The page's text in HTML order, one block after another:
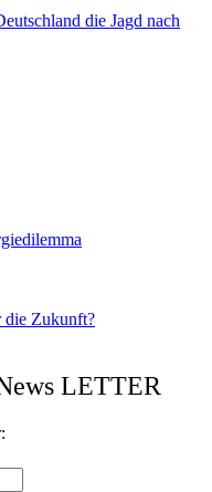
die Jagd nach
die Zukunft?
LETTER